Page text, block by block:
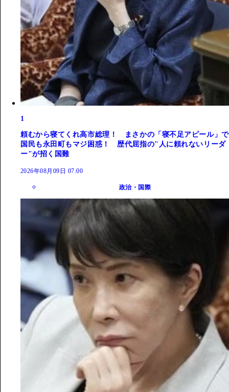
1
頼むから寝てくれ高市総理！ まさかの「寝不足アピール」で
国民も永田町もマジ困惑！ 歴代屈指の"人に頼れないリーダ
ー"が招く国難
2026年08月09日 07:00
政治・国際